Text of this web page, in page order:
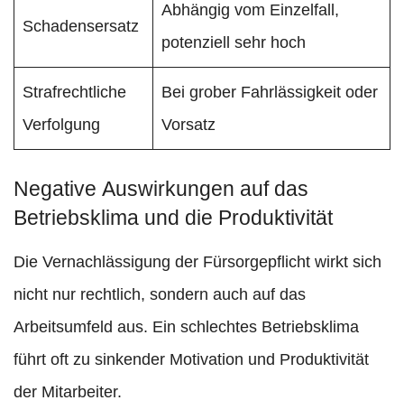
Schadensersatz
Abhängig vom Einzelfall,
potenziell sehr hoch
Strafrechtliche
Verfolgung
Bei grober Fahrlässigkeit oder
Vorsatz
Negative Auswirkungen auf das
Betriebsklima und die Produktivität
Die Vernachlässigung der Fürsorgepflicht wirkt sich
nicht nur rechtlich, sondern auch auf das
Arbeitsumfeld aus. Ein schlechtes Betriebsklima
führt oft zu sinkender Motivation und Produktivität
der Mitarbeiter.